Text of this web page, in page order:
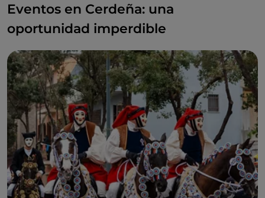
Eventos en Cerdeña: una
oportunidad imperdible